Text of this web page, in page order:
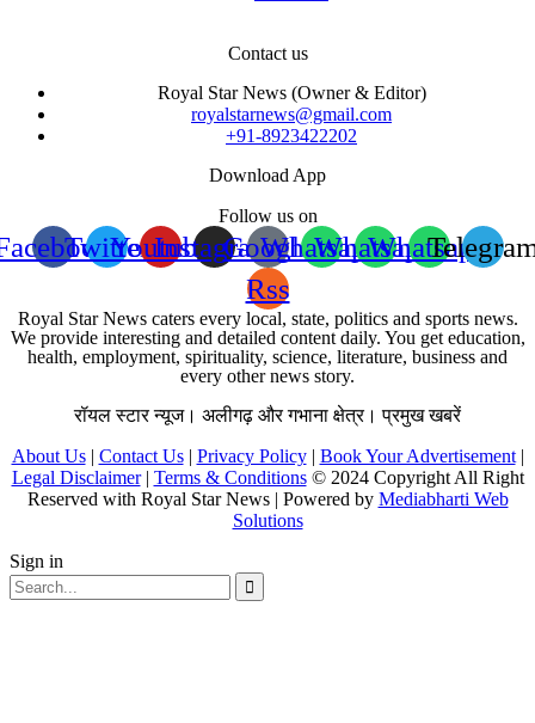
Contact us
Royal Star News (Owner & Editor)
royalstarnews@gmail.com
+91-8923422202
Download App
Follow us on
TwitterYoutube
Instagram
Google
Whatsapp
Whatsapp
Whatsapp
Rss
Royal Star News caters every local, state, politics and sports news.
We provide interesting and detailed content daily. You get education,
health, employment, spirituality, science, literature, business and
every other news story.
रॉयल स्टार न्यूज। अलीगढ़ और गभाना क्षेत्र। प्रमुख खबरें
About Us| Contact Us| Privacy Policy| Book Your Advertisement|
Legal Disclaimer| Terms & Conditions© 2024 Copyright All Right
Reserved with Royal Star News | Powered by Mediabharti Web
Solutions
Sign in